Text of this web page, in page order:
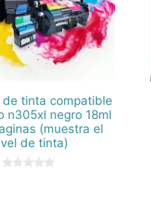
de tinta compatible
n305xl negro 18ml
(muestra el
de tinta)